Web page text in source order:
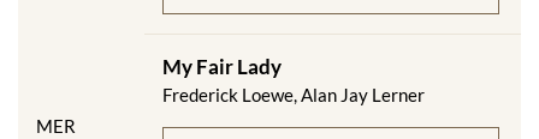
MER
My Fair Lady
Frederick Loewe, Alan Jay Lerner